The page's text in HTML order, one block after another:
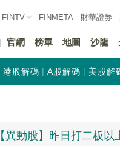
FINTV FINMETA 財華證券
官網 榜單 地圖 沙龍
港股解碼 A股解碼 美股解
【異動股】昨日打二板